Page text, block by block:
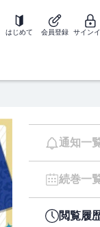
はじめて 会員登録 サイン
通知一
続巻一
閲覧履